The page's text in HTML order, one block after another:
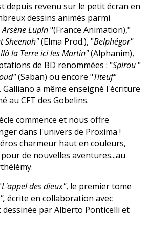
depuis revenu sur le petit écran en
dessins animés parmi
Arsène Lupin"(France Animation),"
Sheenah"(Elma Prod.), "Belphégor"
la Terre ici les Martin"(Alphanim),
de BD renommées : "Spirou"
(Saban) ou encore "Titeuf"
Galliano a même enseigné l'écriture
au CFT des Gobelins.
commence et nous offre
dans l'univers de Proxima !
charmeur haut en couleurs,
de nouvelles aventures...au
L'appel des dieux", le premier tome
écrite en collaboration avec
dessinée par Alberto Ponticelli et